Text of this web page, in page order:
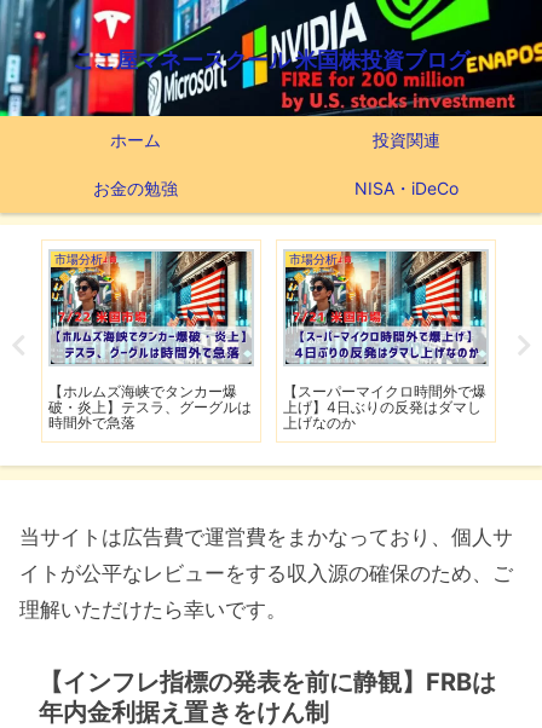
ここ屋マネースクール 米国株投資ブログ
ホーム 投資関連
お金の勉強 NISA・iDeCo
市場分析
【ホルムズ海峡でタンカー爆
破・炎上】テスラ、グーグルは
時間外で急落
市場分析
【スーパーマイクロ時間外で爆
上げ】4日ぶりの反発はダマし
上げなのか
当サイトは広告費で運営費をまかなっており、個人サ
イトが公平なレビューをする収入源の確保のため、ご
理解いただけたら幸いです。
【インフレ指標の発表を前に静観】FRBは
年内金利据え置きをけん制